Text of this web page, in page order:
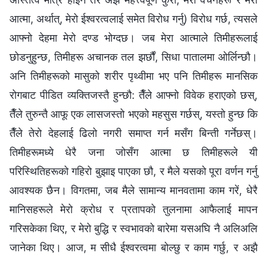
आत्मा, अर्थात्, मेरो ईश्‍वरत्वलाई समेत विरोध गर्नु) विरोध गर्छ, त्यसले
आफ्नो देहमा मेरो दण्ड भोग्दछ। जब मेरा आत्माले तिमीहरूलाई
छोडनुहुन्छ, तिमीहरू अचानक तल झर्छौं, सिधा पातालमा ओर्लिन्छौ।
अनि तिमीहरूको मासुको शरीर पृथ्वीमा भए पनि तिमीहरू मानसिक
रोगबाट पीडित व्यक्तिजस्तै हुन्छौ: तैँले आफ्नो विवेक हराएको छस्,
तैँले तुरुन्तै आफू एक लासजस्तो भएको महसुस गर्छस्, यस्तो हुन्छ कि
तैँले तेरो देहलाई ढिलो नगरी समाप्त गर्न मसँग बिन्ती गर्नेछस्।
तिमीहरूमध्ये धेरै जना जोसँग आत्मा छ तिमीहरूले यी
परिस्थितिहरूको गहिरो बुझाइ पाएका छौ, र मैले यसको पूरा वर्णन गर्नु
आवश्यक छैन। विगतमा, जब मैले सामान्य मानवतामा काम गरें, धेरै
मानिसहरूले मेरो क्रोध र प्रतापको तुलनामा आफैलाई मापन
गरिसकेका थिए, र मेरो बुद्धि र स्वभावको बारेमा यसअघि नै अलिअलि
जानेका थिए। आज, म सीधै ईश्‍वरत्वमा बोल्छु र काम गर्छु, र अझै